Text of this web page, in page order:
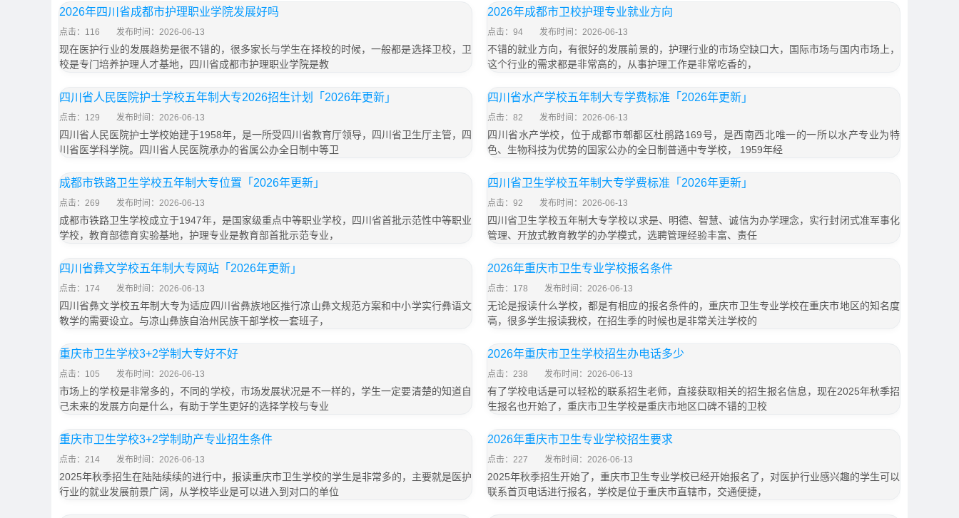
2026年四川省成都市护理职业学院发展好吗
点击：116 发布时间：2026-06-13
现在医护行业的发展趋势是很不错的，很多家长与学生在择校的时候，一般都是选择卫校，卫
校是专门培养护理人才基地，四川省成都市护理职业学院是教
2026年成都市卫校护理专业就业方向
点击：94 发布时间：2026-06-13
不错的就业方向，有很好的发展前景的，护理行业的市场空缺口大，国际市场与国内市场上，
这个行业的需求都是非常高的，从事护理工作是非常吃香的，
四川省人民医院护士学校五年制大专2026招生计划「2026年更新」
点击：129 发布时间：2026-06-13
四川省人民医院护士学校始建于1958年，是一所受四川省教育厅领导，四川省卫生厅主管，四
川省医学科学院。四川省人民医院承办的省属公办全日制中等卫
四川省水产学校五年制大专学费标准「2026年更新」
点击：82 发布时间：2026-06-13
四川省水产学校，位于成都市郫都区杜鹃路169号，是西南西北唯一的一所以水产专业为特
色、生物科技为优势的国家公办的全日制普通中专学校， 1959年经
成都市铁路卫生学校五年制大专位置「2026年更新」
点击：269 发布时间：2026-06-13
成都市铁路卫生学校成立于1947年，是国家级重点中等职业学校，四川省首批示范性中等职业
学校，教育部德育实验基地，护理专业是教育部首批示范专业，
四川省卫生学校五年制大专学费标准「2026年更新」
点击：92 发布时间：2026-06-13
四川省卫生学校五年制大专学校以求是、明德、智慧、诚信为办学理念，实行封闭式准军事化
管理、开放式教育教学的办学模式，选聘管理经验丰富、责任
四川省彝文学校五年制大专网站「2026年更新」
点击：174 发布时间：2026-06-13
四川省彝文学校五年制大专为适应四川省彝族地区推行凉山彝文规范方案和中小学实行彝语文
教学的需要设立。与凉山彝族自治州民族干部学校一套班子，
2026年重庆市卫生专业学校报名条件
点击：178 发布时间：2026-06-13
无论是报读什么学校，都是有相应的报名条件的，重庆市卫生专业学校在重庆市地区的知名度
高，很多学生报读我校，在招生季的时候也是非常关注学校的
重庆市卫生学校3+2学制大专好不好
点击：105 发布时间：2026-06-13
市场上的学校是非常多的，不同的学校，市场发展状况是不一样的，学生一定要清楚的知道自
己未来的发展方向是什么，有助于学生更好的选择学校与专业
2026年重庆市卫生学校招生办电话多少
点击：238 发布时间：2026-06-13
有了学校电话是可以轻松的联系招生老师，直接获取相关的招生报名信息，现在2025年秋季招
生报名也开始了，重庆市卫生学校是重庆市地区口碑不错的卫校
重庆市卫生学校3+2学制助产专业招生条件
点击：214 发布时间：2026-06-13
2025年秋季招生在陆陆续续的进行中，报读重庆市卫生学校的学生是非常多的，主要就是医护
行业的就业发展前景广阔，从学校毕业是可以进入到对口的单位
2026年重庆市卫生专业学校招生要求
点击：227 发布时间：2026-06-13
2025年秋季招生开始了，重庆市卫生专业学校已经开始报名了，对医护行业感兴趣的学生可以
联系首页电话进行报名，学校是位于重庆市直辖市，交通便捷，